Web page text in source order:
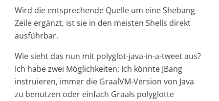
Wird die entsprechende Quelle um eine Shebang-
Zeile ergänzt, ist sie in den meisten Shells direkt
ausführbar.
Wie sieht das nun mit polyglot-java-in-a-tweet aus?
Ich habe zwei Möglichkeiten: Ich könnte JBang
instruieren, immer die GraalVM-Version von Java
zu benutzen oder einfach Graals polyglotte